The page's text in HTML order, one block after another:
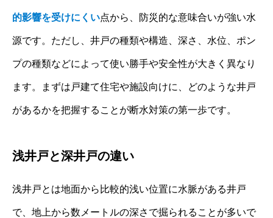
的影響を受けにくい点から、防災的な意味合いが強い水
源です。ただし、井戸の種類や構造、深さ、水位、ポン
プの種類などによって使い勝手や安全性が大きく異なり
ます。まずは戸建て住宅や施設向けに、どのような井戸
があるかを把握することが断水対策の第一歩です。
浅井戸と深井戸の違い
浅井戸とは地面から比較的浅い位置に水脈がある井戸
で、地上から数メートルの深さで掘られることが多いで